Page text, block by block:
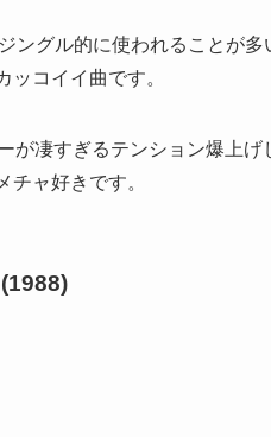
ングル的に使われることが
ッコイイ曲です。
が凄すぎるテンション爆上
チャ好きです。